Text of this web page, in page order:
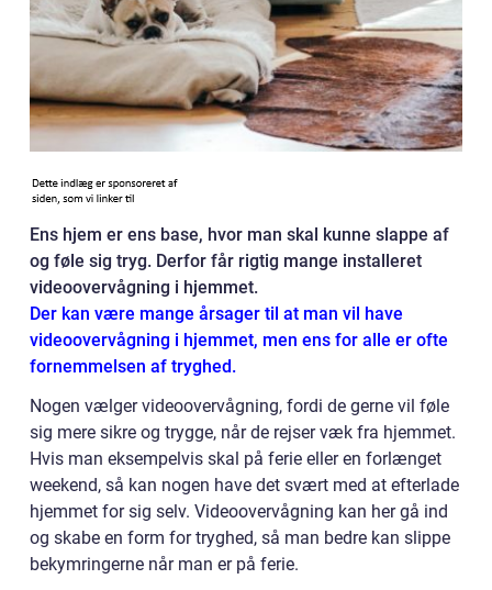
Ens hjem er ens base, hvor man skal kunne slappe af
og føle sig tryg. Derfor får rigtig mange installeret
videoovervågning i hjemmet.
Der kan være mange årsager til at man vil have
videoovervågning i hjemmet, men ens for alle er ofte
fornemmelsen af tryghed.
Nogen vælger videoovervågning, fordi de gerne vil føle
sig mere sikre og trygge, når de rejser væk fra hjemmet.
Hvis man eksempelvis skal på ferie eller en forlænget
weekend, så kan nogen have det svært med at efterlade
hjemmet for sig selv. Videoovervågning kan her gå ind
og skabe en form for tryghed, så man bedre kan slippe
bekymringerne når man er på ferie.